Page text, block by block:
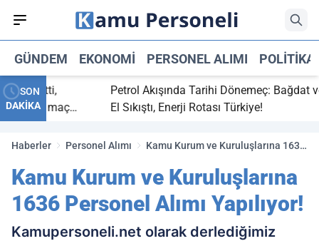
GÜNDEM EKONOMI PERSONEL ALIMI POLITIKA
SON
DAKİKA
bitti,
maç
Petrol Akışında Tarihi Dönemeç: Bağdat ve
El Sıkıştı, Enerji Rotası Türkiye!
Haberler Personel Alımı
Kamu Kurum ve Kuruluşlarına 1636
Kamu Kurum ve Kuruluşlarına
1636 Personel Alımı Yapılıyor!
Kamupersoneli.net olarak derlediğimiz